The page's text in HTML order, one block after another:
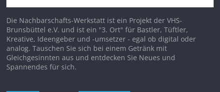
Die Nachbarschafts-Werkstatt ist ein Projekt der VHS-
Brunsbüttel e.V. und ist ein "3. Ort" für Bastler, Tüftler,
Kreative, Ideengeber und -umsetzer - egal ob digital oder
analog. Tauschen Sie sich bei einem Getränk mit
Gleichgesinnten aus und entdecken Sie Neues und
Spannendes für sich.